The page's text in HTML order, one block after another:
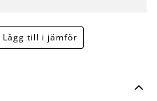
Lägg till i jämför